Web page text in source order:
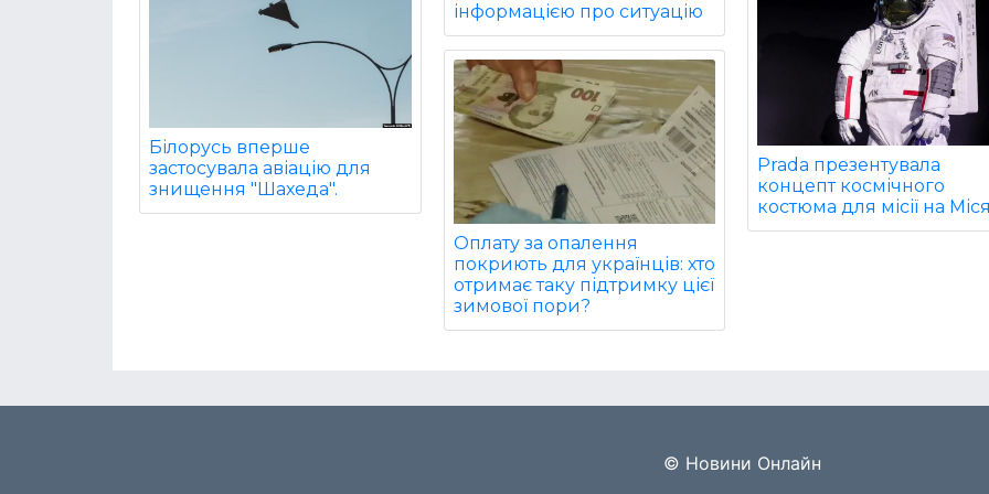
Білорусь вперше
застосувала авіацію для
знищення "Шахеда".
інформацією про ситуацію
Оплату за опалення
покриють для українців: хто
отримає таку підтримку цієї
зимової пори?
Prada презентувала
концепт космічного
костюма для місії на
© Новини Онлайн